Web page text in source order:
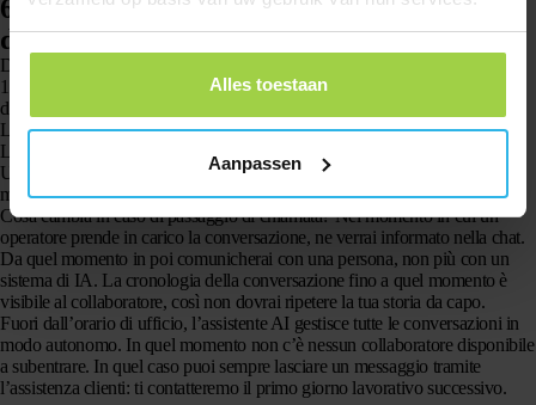
Alles toestaan
Aanpassen
6. Presa in carico da parte di un collaboratore
durante l’orario di ufficio
Durante il nostro orario di ufficio (dal lunedì al venerdì, dalle 09:00 alle
17:30) è possibile che un collaboratore di Spotter prenda il posto
dell’assistente AI nella conversazione. Questo può succedere quando:
La tua domanda esula dall’ambito di competenza del chatbot
L’assistente AI ti indirizza verso una consulenza personale
Un operatore decide autonomamente di intervenire per offrirti un servizio
migliore
Cosa cambia in caso di passaggio di chiamata? Nel momento in cui un
operatore prende in carico la conversazione, ne verrai informato nella chat.
Da quel momento in poi comunicherai con una persona, non più con un
sistema di IA. La cronologia della conversazione fino a quel momento è
visibile al collaboratore, così non dovrai ripetere la tua storia da capo.
Fuori dall’orario di ufficio, l’assistente AI gestisce tutte le conversazioni in
modo autonomo. In quel momento non c’è nessun collaboratore disponibile
a subentrare. In quel caso puoi sempre lasciare un messaggio tramite
l’assistenza clienti: ti contatteremo il primo giorno lavorativo successivo.